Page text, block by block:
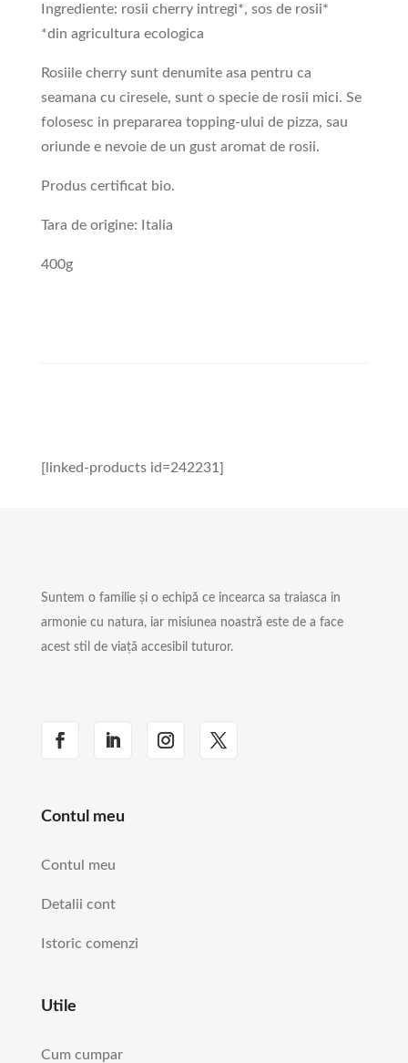
Ingrediente: rosii cherry intregi*, sos de rosii*
*din agricultura ecologica
Rosiile cherry sunt denumite asa pentru ca
seamana cu ciresele, sunt o specie de rosii mici. Se
folosesc in prepararea topping-ului de pizza, sau
oriunde e nevoie de un gust aromat de rosii.
Produs certificat bio.
Tara de origine: Italia
400g
[linked-products id=242231]
Suntem o familie și o echipă ce incearca sa traiasca in
armonie cu natura, iar misiunea noastră este de a face
acest stil de viață accesibil tuturor.
Contul meu
Contul meu
Detalii cont
Istoric comenzi
Utile
Cum cumpar